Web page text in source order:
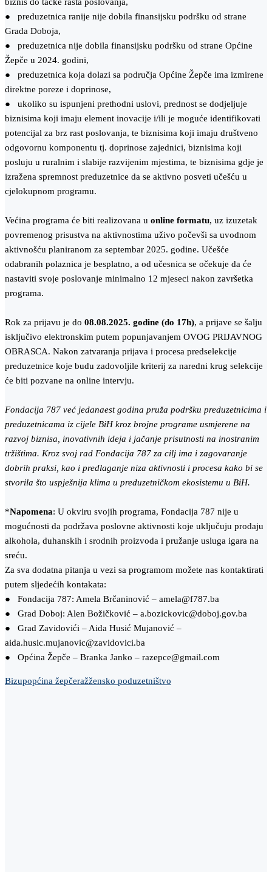
biznis do tačke rasta poslovanja,
● preduzetnica ranije nije dobila finansijsku podršku od strane
Grada Doboja,
● preduzetnica nije dobila finansijsku podršku od strane Općine
Žepče u 2024. godini,
● preduzetnica koja dolazi sa područja Općine Žepče ima izmirene
direktne poreze i doprinose,
● ukoliko su ispunjeni prethodni uslovi, prednost se dodjeljuje
biznisima koji imaju element inovacije i/ili je moguće identifikovati
potencijal za brz rast poslovanja, te biznisima koji imaju društveno
odgovornu komponentu tj. doprinose zajednici, biznisima koji
posluju u ruralnim i slabije razvijenim mjestima, te biznisima gdje je
izražena spremnost preduzetnice da se aktivno posveti učešću u
cjelokupnom programu.
Većina programa će biti realizovana u online formatu, uz izuzetak
povremenog prisustva na aktivnostima uživo počevši sa uvodnom
aktivnošću planiranom za septembar 2025. godine. Učešće
odabranih polaznica je besplatno, a od učesnica se očekuje da će
nastaviti svoje poslovanje minimalno 12 mjeseci nakon završetka
programa.
Rok za prijavu je do 08.08.2025. godine (do 17h), a prijave se šalju
isključivo elektronskim putem popunjavanjem OVOG PRIJAVNOG
OBRASCA. Nakon zatvaranja prijava i procesa predselekcije
preduzetnice koje budu zadovoljile kriterij za naredni krug selekcije
će biti pozvane na online intervju.
Fondacija 787 već jedanaest godina pruža podršku preduzetnicima i
preduzetnicama iz cijele BiH kroz brojne programe usmjerene na
razvoj biznisa, inovativnih ideja i jačanje prisutnosti na inostranim
tržištima. Kroz svoj rad Fondacija 787 za cilj ima i zagovaranje
dobrih praksi, kao i predlaganje niza aktivnosti i procesa kako bi se
stvorila što uspješnija klima u preduzetničkom ekosistemu u BiH.
*Napomena: U okviru svojih programa, Fondacija 787 nije u
mogućnosti da podržava poslovne aktivnosti koje uključuju prodaju
alkohola, duhanskih i srodnih proizvoda i pružanje usluga igara na
sreću.
Za sva dodatna pitanja u vezi sa programom možete nas kontaktirati
putem sljedećih kontakata:
● Fondacija 787: Amela Brčaninović – amela@f787.ba
● Grad Doboj: Alen Božičković – a.bozickovic@doboj.gov.ba
● Grad Zavidovići – Aida Husić Mujanović –
aida.husic.mujanovic@zavidovici.ba
● Općina Žepče – Branka Janko – razepce@gmail.com
Bizupopćina žepčeražžensko poduzetništvo